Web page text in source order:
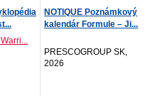
– Ji...
Zoškrab a vymaľuj -
Dinosaury
Fortuna Libri, 2026